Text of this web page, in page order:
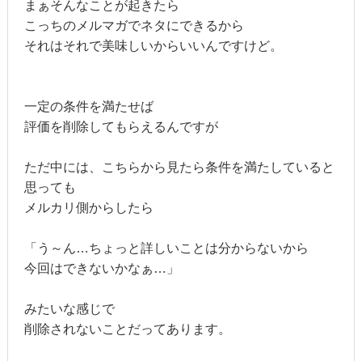
まぁそんなことが起きたら
こっちのメルマガでネタにできるから
それはそれで美味しいからいいんですけど。
一定の条件を満たせば
評価を削除してもらえるんですが
ただ中には、こちらから見たら条件を満たしていると
思っても
メルカリ側からしたら
「う～ん…ちょっと詳しいことは分からないから
今回はできないかなぁ…」
みたいな感じで
削除されないことだってあります。